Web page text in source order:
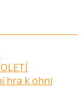
hra k ohni